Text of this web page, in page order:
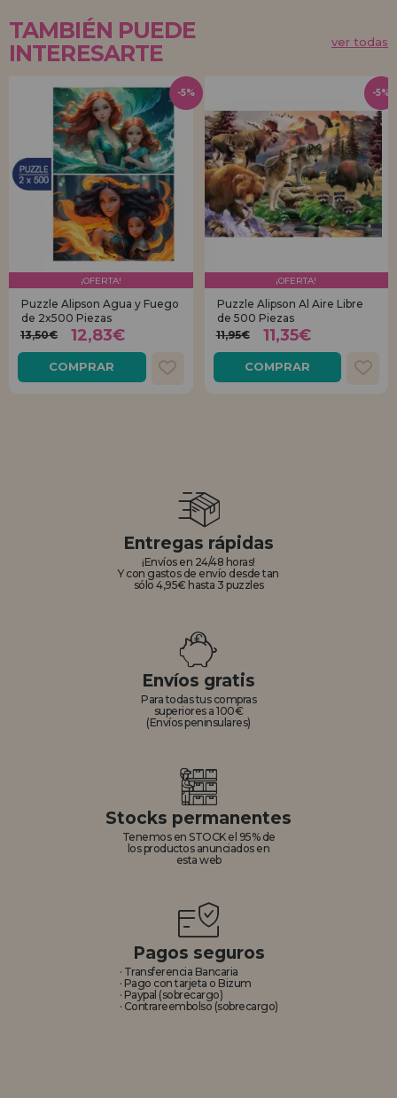
TAMBIÉN PUEDE
INTERESARTE
ver todas
¡OFERTA!
Puzzle Alipson Agua y Fuego
de 2x500 Piezas
13,50€
12,83€
COMPRAR
-5%
¡OFERTA!
Puzzle Alipson Al Aire Libre
de 500 Piezas
11,95€
11,35€
COMPRAR
-5%
Entregas rápidas
¡Envíos en 24/48 horas!
Y con gastos de envío desde tan
sólo 4,95€ hasta 3 puzzles
Envíos gratis
Para todas tus compras
superiores a 100€
(Envíos peninsulares)
Stocks permanentes
Tenemos en STOCK el 95% de
los productos anunciados en
esta web
Pagos seguros
· Transferencia Bancaria
· Pago con tarjeta o Bizum
· Paypal (sobrecargo)
· Contrareembolso (sobrecargo)